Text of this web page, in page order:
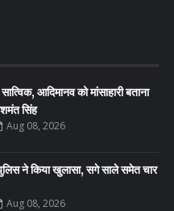
आदिमानव को मांसाहारी बताना
सिंह
Aug 08, 2026
ने किया खुलासा, सगे साले समेत चार
Aug 08, 2026